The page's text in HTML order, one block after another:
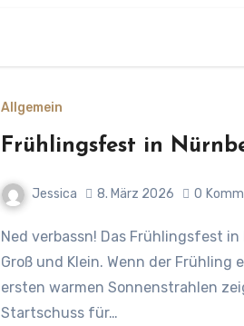
Allgemein
Frühlingsfest in
Jessica 8. März 2026 0
Ned verbassn! Das Frühlingsfest in Nürnberg – Ein Fest für
Groß und Klein. Wenn der Frühling
ersten warmen Sonnenstrahlen
Startschuss für…